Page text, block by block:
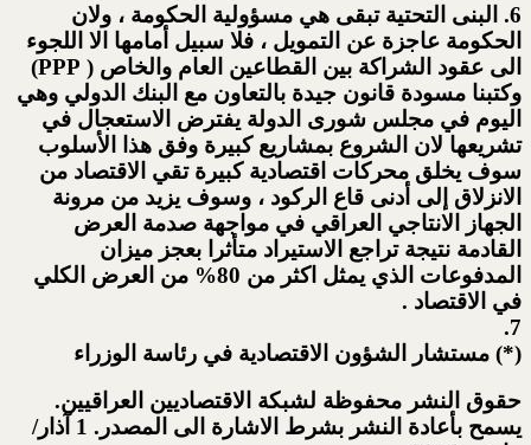
6. البنى التحتية تبقى هي مسؤولية الحكومة ، ولان
الحكومة عاجزة عن التمويل ، فلا سبيل أمامها الا اللجوء
الى عقود الشراكة بين القطاعين العام والخاص ( PPP)
وكتبنا مسودة قانون جيدة بالتعاون مع البنك الدولي وهي
اليوم في مجلس شورى الدولة يفترض الاستعجال في
تشريعها لان الشروع بمشاريع كبيرة وفق هذا الأسلوب
سوف يخلق محركات اقتصادية كبيرة تقي الاقتصاد من
الانزلاق إلى أدنى قاع الركود ، وسوف يزيد من مرونة
الجهاز الانتاجي العراقي في مواجهة صدمة العرض
القادمة نتيجة تراجع الاستيراد متأثرا بعجز ميزان
المدفوعات الذي يمثل اكثر من 80% من العرض الكلي
في الاقتصاد .
7.
(*) مستشار الشؤون الاقتصادية في رئاسة الوزراء
حقوق النشر محفوظة لشبكة الاقتصاديين العراقيين.
يسمح بأعادة النشر بشرط الاشارة الى المصدر. 1 آذار/